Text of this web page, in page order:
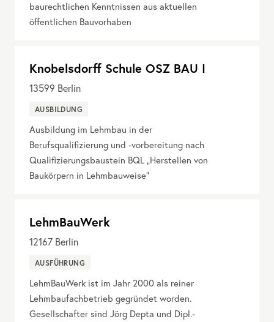
baurechtlichen Kenntnissen aus aktuellen
öffentlichen Bauvorhaben
Knobelsdorff Schule OSZ BAU I
13599 Berlin
AUSBILDUNG
Ausbildung im Lehmbau in der
Berufsqualifizierung und -vorbereitung nach
Qualifizierungsbaustein BQL „Herstellen von
Baukörpern in Lehmbauweise“
LehmBauWerk
12167 Berlin
AUSFÜHRUNG
LehmBauWerk ist im Jahr 2000 als reiner
Lehmbaufachbetrieb gegründet worden.
Gesellschafter sind Jörg Depta und Dipl.-